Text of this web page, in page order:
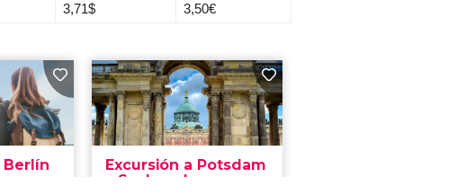
3,71$ 3,50€